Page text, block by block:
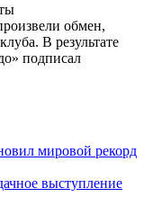
обмен,
В результате
подписал
мировой рекорд
выступление